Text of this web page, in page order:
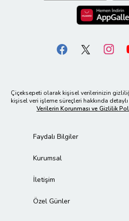
Çiçeksepeti olarak kişisel verilerinizin
kişisel veri işleme süreçleri hakkında
Verilerin Korunması ve Gizlilik
Faydalı Bilgiler
Kurumsal
İletişim
Özel Günler